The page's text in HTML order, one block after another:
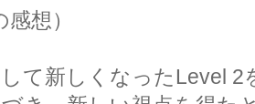
想）
て新しくなったLevel 2